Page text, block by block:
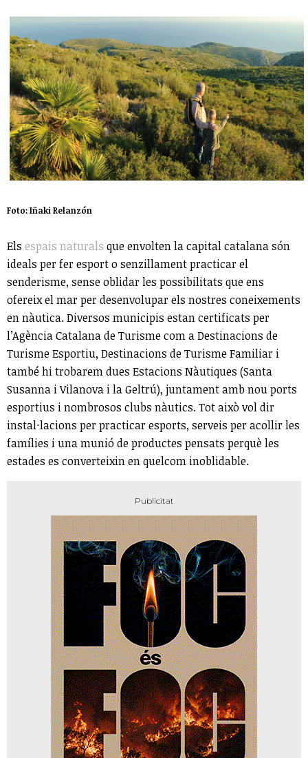
Foto: Iñaki Relanzón
Els espais naturals que envolten la capital catalana són
ideals per fer esport o senzillament practicar el
senderisme, sense oblidar les possibilitats que ens
ofereix el mar per desenvolupar els nostres coneixements
en nàutica. Diversos municipis estan certificats per
l’Agència Catalana de Turisme com a Destinacions de
Turisme Esportiu, Destinacions de Turisme Familiar i
també hi trobarem dues Estacions Nàutiques (Santa
Susanna i Vilanova i la Geltrú), juntament amb nou ports
esportius i nombrosos clubs nàutics. Tot això vol dir
instal·lacions per practicar esports, serveis per acollir les
famílies i una munió de productes pensats perquè les
estades es converteixin en quelcom inoblidable.